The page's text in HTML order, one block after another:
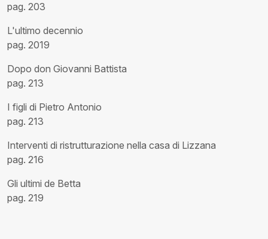
pag. 203
L'ultimo decennio
pag. 2019
Dopo don Giovanni Battista
pag. 213
I figli di Pietro Antonio
pag. 213
Interventi di ristrutturazione nella casa di Lizzana
pag. 216
Gli ultimi de Betta
pag. 219